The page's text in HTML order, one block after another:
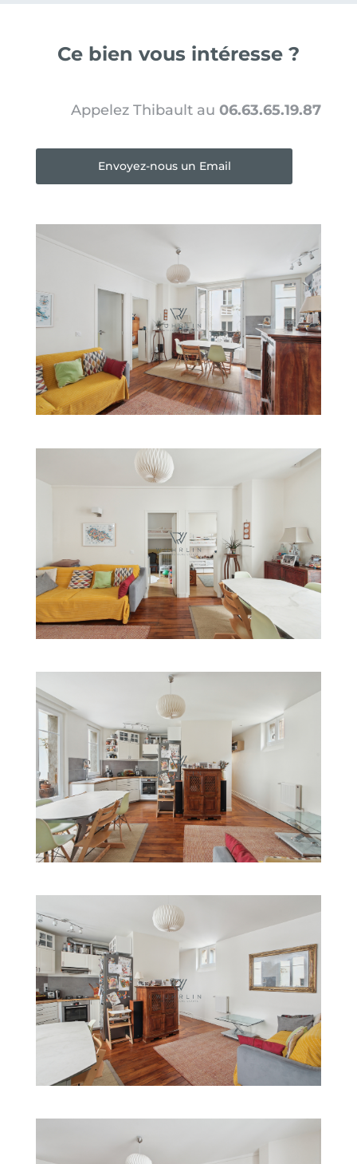
Ce bien vous intéresse ?
Appelez Thibault au06.63.65.19.87
Envoyez-nous un Email